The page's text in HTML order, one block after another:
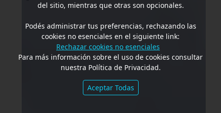
del sitio, mientras que otras son opcionales.
Podés administrar tus preferencias, rechazando las
cookies no esenciales en el siguiente link:
Rechazar cookies no esenciales
Para más información sobre el uso de cookies consultar
nuestra Política de Privacidad.
Aceptar Todas